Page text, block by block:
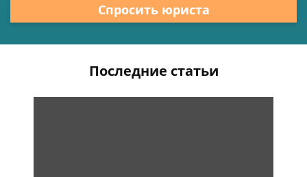
Спросить юриста
Последние статьи